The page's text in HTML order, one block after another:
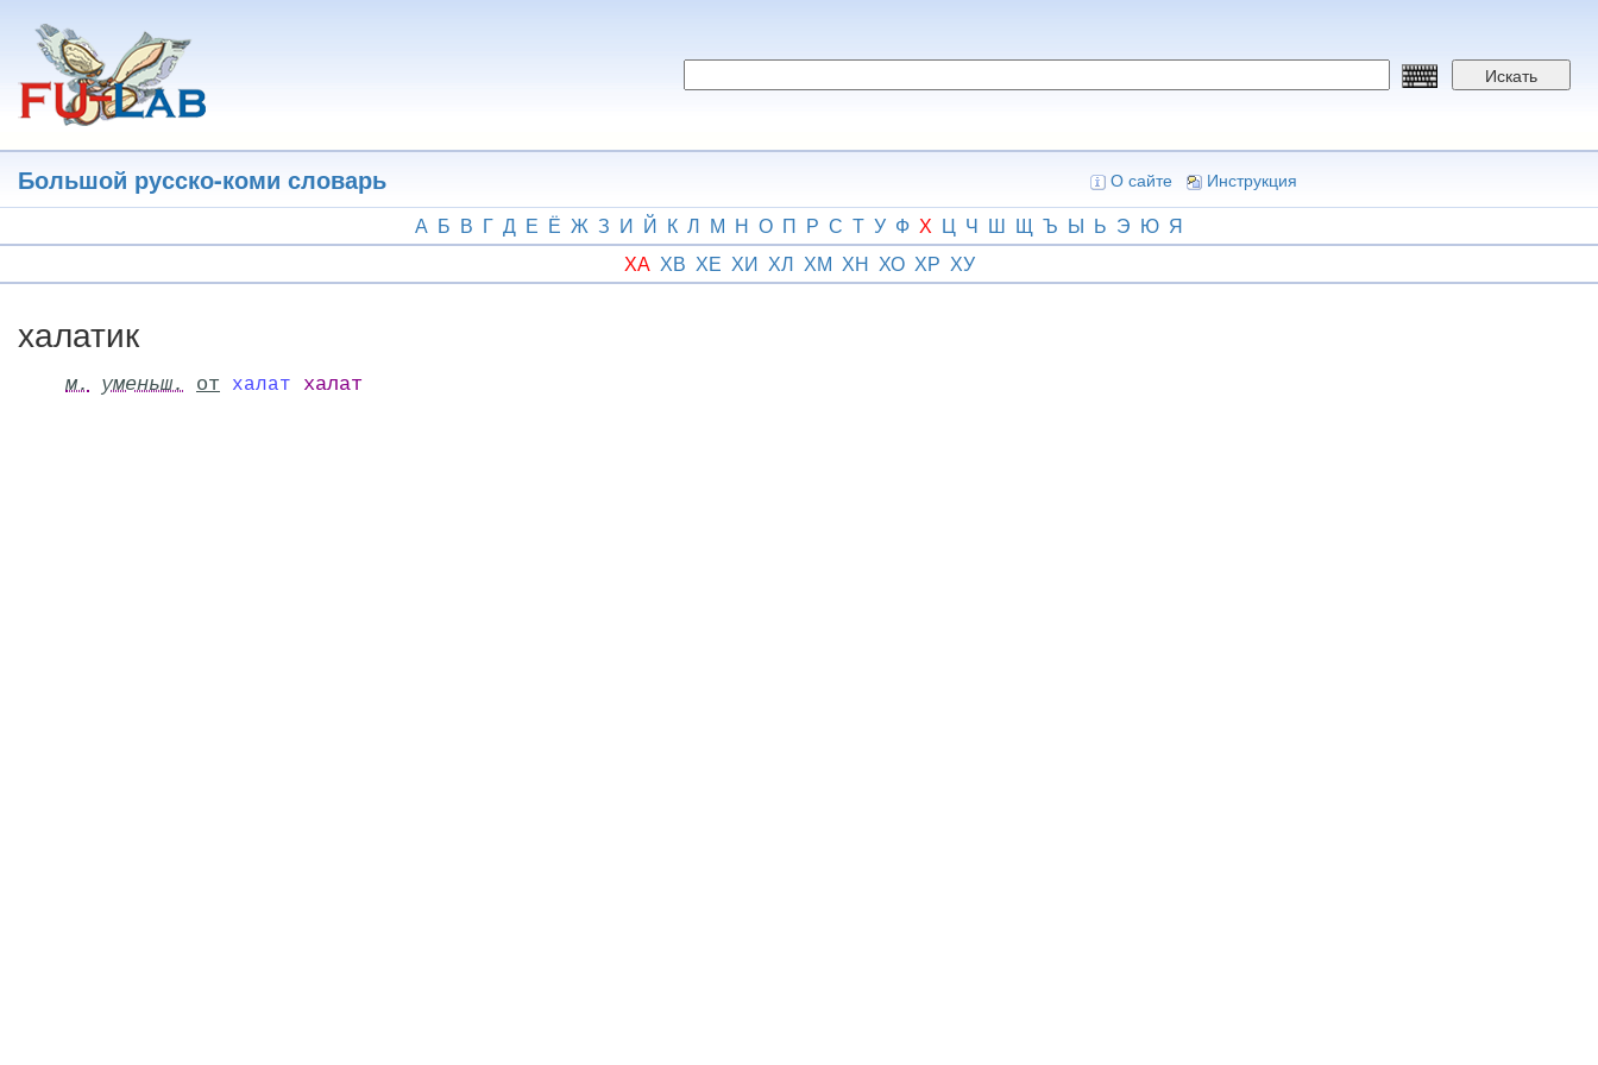
основному
содержанию
Искать
Большой русско-коми словарь О сайте Инструкция
А Б В Г Д Е Ё Ж З И Й К Л М Н О П Р С Т У Ф Х Ц Ч Ш Щ Ъ Ы Ь Э Ю Я
ХА ХВ ХЕ ХИ ХЛ ХМ ХН ХО ХР ХУ
халатик
м. уменьш. от халат халат